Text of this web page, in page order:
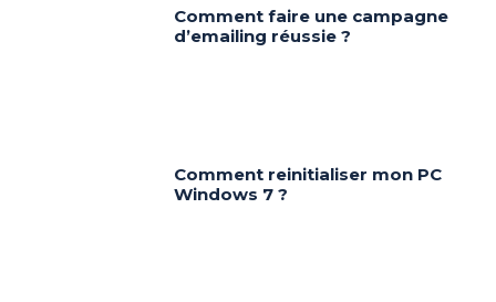
Comment faire une campagne
d’emailing réussie ?
Comment reinitialiser mon PC
Windows 7 ?